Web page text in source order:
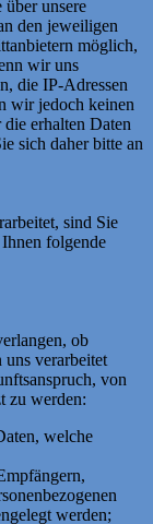
unsere
den jeweiligen
möglich,
wir uns
die IP-Adressen
wir jedoch keinen
erhalten Daten
sich daher bitte an
sind Sie
folgende
ob
uns verarbeitet
von
zu werden:
welche
werden;